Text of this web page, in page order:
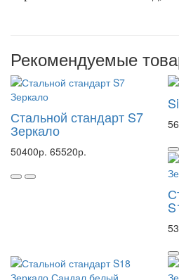
Рекомендуемые
Стальной стандарт S7
Зеркало
50400р. 65520р.